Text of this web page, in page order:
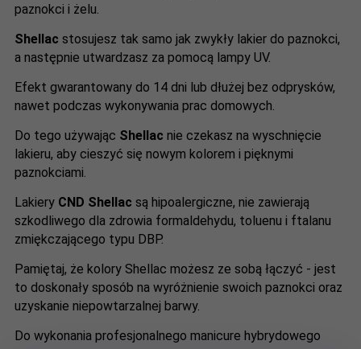
paznokci i żelu.
Shellac stosujesz tak samo jak zwykły lakier do paznokci,
a następnie utwardzasz za pomocą lampy UV.
Efekt gwarantowany do 14 dni lub dłużej bez odprysków,
nawet podczas wykonywania prac domowych.
Do tego używając Shellac nie czekasz na wyschnięcie
lakieru, aby cieszyć się nowym kolorem i pięknymi
paznokciami.
Lakiery CND Shellac są hipoalergiczne, nie zawierają
szkodliwego dla zdrowia formaldehydu, toluenu i ftalanu
zmiękczającego typu DBP.
Pamiętaj, że kolory Shellac możesz ze sobą łączyć - jest
to doskonały sposób na wyróżnienie swoich paznokci oraz
uzyskanie niepowtarzalnej barwy.
Do wykonania profesjonalnego manicure hybrydowego